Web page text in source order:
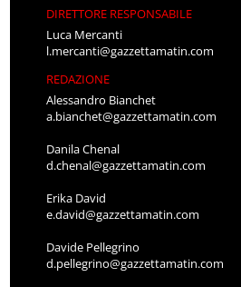
DIRETTORE RESPONSABILE
Luca Mercanti
l.mercanti@gazzettamatin.com
REDAZIONE
Alessandro Bianchet
a.bianchet@gazzettamatin.com
Danila Chenal
d.chenal@gazzettamatin.com
Erika David
e.david@gazzettamatin.com
Davide Pellegrino
d.pellegrino@gazzettamatin.com